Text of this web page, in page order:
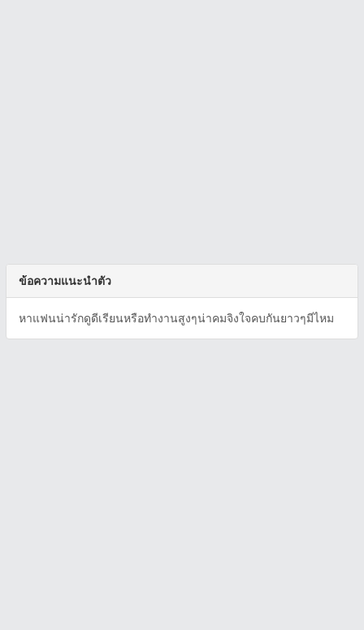
ข้อความแนะนำตัว
หาแฟนน่ารักดูดีเรียนหรือทำงานสูงๆน่าคมจิงใจคบกันยาวๆมีไหม